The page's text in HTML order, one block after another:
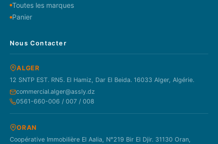
Toutes les marques
Panier
Nous Contacter
ALGER
12 SNTP EST. RN5. El Hamiz, Dar El Beida. 16033 Alger, Algérie.
commercial.alger@assly.dz
0561-660-006 / 007 / 008
ORAN
Coopérative Immobilière El Aalia, N°219 Bir El Djir. 31130 Oran,